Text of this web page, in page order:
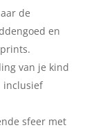
de
en
van je kind
inclusief
sfeer ⁣met